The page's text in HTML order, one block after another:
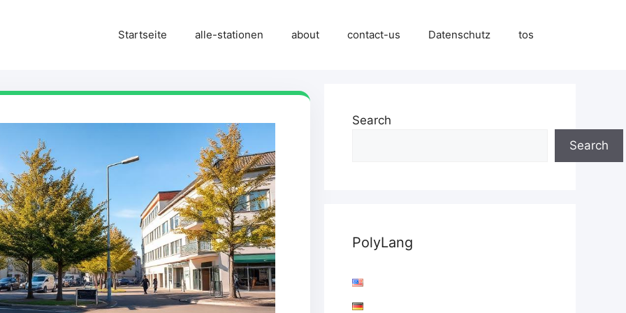
Startseite alle-stationen about contact-us Datenschutz tos
Search
Search
PolyLang